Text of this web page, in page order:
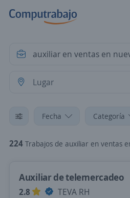
Fecha Categoría
224 Trabajos de auxiliar en ventas en
Auxiliar de telemercadeo
2.8
TEVA RH